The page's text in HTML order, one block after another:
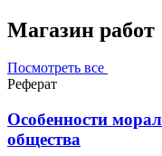
Магазин работ
Посмотреть все
Реферат
Особенности
общества